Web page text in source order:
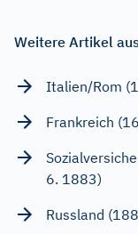
Weitere Artikel
Italien/Rom
Frankreich
6. 1883)
Russland